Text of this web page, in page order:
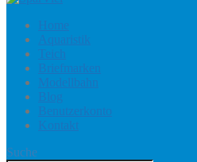
Home
Aquaristik
Teich
Briefmarken
Modellbahn
Blog
Benutzerkonto
Kontakt
Suche